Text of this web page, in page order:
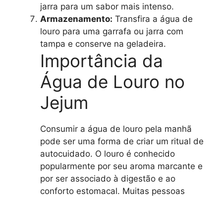
jarra para um sabor mais intenso.
Armazenamento: Transfira a água de
louro para uma garrafa ou jarra com
tampa e conserve na geladeira.
Importância da
Água de Louro no
Jejum
Consumir a água de louro pela manhã
pode ser uma forma de criar um ritual de
autocuidado. O louro é conhecido
popularmente por seu aroma marcante e
por ser associado à digestão e ao
conforto estomacal. Muitas pessoas